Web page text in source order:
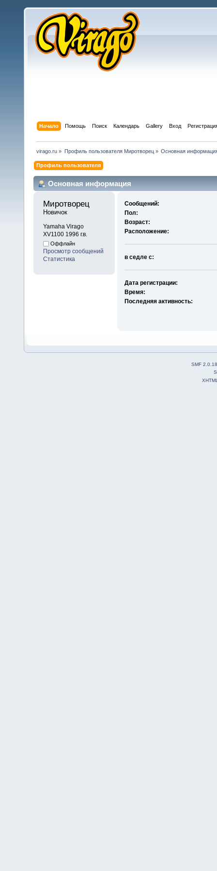
Начало Помощь Поиск Календарь Gallery Вход
virago.ru » Профиль пользователя Миротворец» Основная
Профиль пользователя
Основная информация
Миротворец
Новичок
Yamaha Virago
XV1100 1996 г.в.
Оффлайн
Просмотр сообщений
Статистика
Сообщений:
Пол:
Возраст:
Расположение:
в седле с:
Дата регистрации:
Время:
Последняя активность:
SMF 2.0.18